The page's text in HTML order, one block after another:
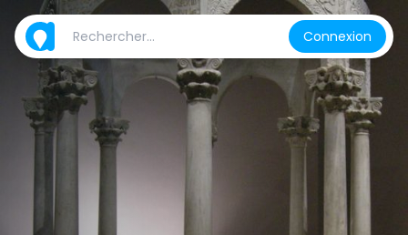
Connexion